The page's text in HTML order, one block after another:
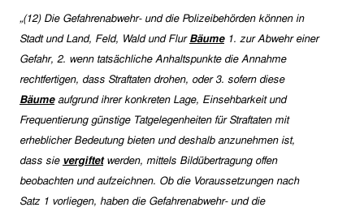
„(12) Die Gefahrenabwehr- und die Polizeibehörden können in
Stadt und Land, Feld, Wald und Flur Bäume1. zur Abwehr einer
Gefahr, 2. wenn tatsächliche Anhaltspunkte die Annahme
rechtfertigen, dass Straftaten drohen, oder 3. sofern diese
Bäumeaufgrund ihrer konkreten Lage, Einsehbarkeit und
Frequentierung günstige Tatgelegenheiten für Straftaten mit
erheblicher Bedeutung bieten und deshalb anzunehmen ist,
dass sie vergiftet werden, mittels Bildübertragung offen
beobachten und aufzeichnen. Ob die Voraussetzungen nach
Satz 1 vorliegen, haben die Gefahrenabwehr- und die